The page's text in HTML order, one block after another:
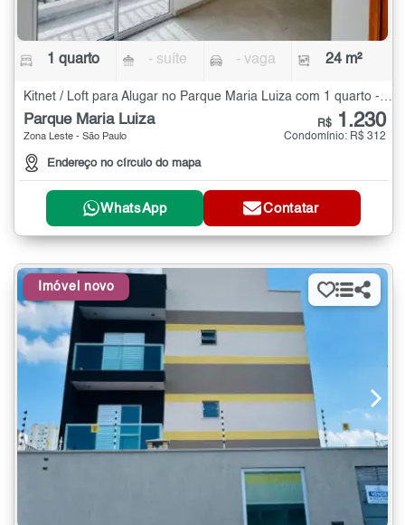
1 quarto - suíte - vaga 24 m²
Kitnet / Loft para Alugar no Parque Maria Luiza com 1 quarto - 24 m²
Parque Maria Luiza
Zona Leste - São Paulo
Endereço no círculo do mapa
R$ 1.230
Condomínio: R$ 312
WhatsApp Contatar
Imóvel novo